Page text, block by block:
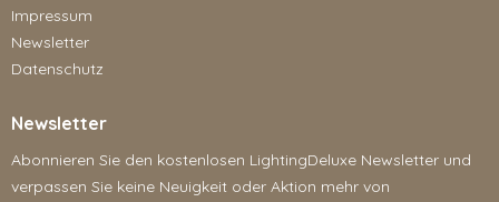
Impressum
Newsletter
Datenschutz
Newsletter
Abonnieren Sie den kostenlosen LightingDeluxe Newsletter und
verpassen Sie keine Neuigkeit oder Aktion mehr von